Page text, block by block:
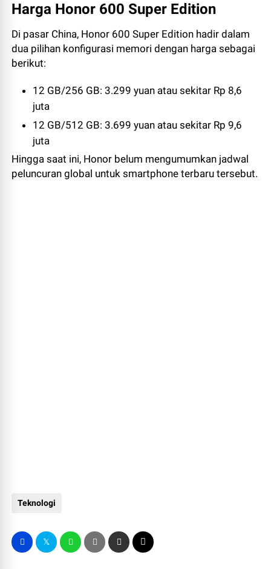
Harga Honor 600 Super Edition
Di pasar China, Honor 600 Super Edition hadir dalam
dua pilihan konfigurasi memori dengan harga sebagai
berikut:
12 GB/256 GB: 3.299 yuan atau sekitar Rp 8,6
juta
12 GB/512 GB: 3.699 yuan atau sekitar Rp 9,6
juta
Hingga saat ini, Honor belum mengumumkan jadwal
peluncuran global untuk smartphone terbaru tersebut.
Teknologi